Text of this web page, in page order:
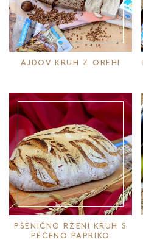
AJDOV KRUH Z OREHI
PŠENIČNO RŽENI KRUH S
PEČENO PAPRIKO